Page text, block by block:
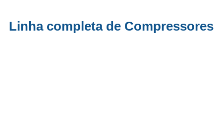
Linha completa de Compressores